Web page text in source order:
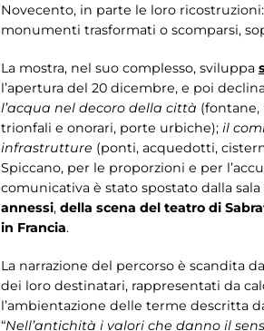
Novecento, in parte le loro
monumenti trasformati o scomparsi,
La mostra, nel suo complesso, sviluppa
l’apertura del 20 dicembre, e poi
l’acqua nel decoro della città
trionfali e onorari, porte urbiche); il
infrastrutture (ponti, acquedotti,
Spiccano, per le proporzioni e per
comunicativa è stato spostato dalla
annessi, della scena del teatro di
in Francia.
La narrazione del percorso è scandita
dei loro destinatari, rappresentati da
l’ambientazione delle terme descritta
“Nell’antichità i valori che danno il